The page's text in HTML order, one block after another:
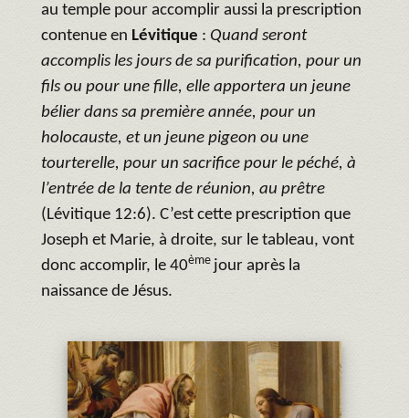
au temple pour accomplir aussi la prescription
contenue en Lévitique : Quand seront
accomplis les jours de sa purification, pour un
fils ou pour une fille, elle apportera un jeune
bélier dans sa première année, pour un
holocauste, et un jeune pigeon ou une
tourterelle, pour un sacrifice pour le péché, à
l’entrée de la tente de réunion, au prêtre
(Lévitique 12:6). C’est cette prescription que
Joseph et Marie, à droite, sur le tableau, vont
donc accomplir, le 40ème jour après la
naissance de Jésus.